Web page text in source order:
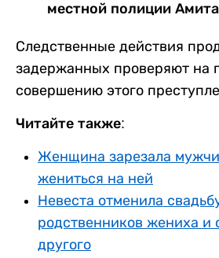
местной полиции
Следственные действия
задержанных проверяют на
совершению этого
Читайте также:
Женщина зарезала
жениться на ней
Невеста отменила
родственников жениха и
другого